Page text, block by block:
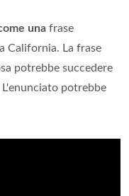
una frase
California. La frase
potrebbe succedere
potrebbe